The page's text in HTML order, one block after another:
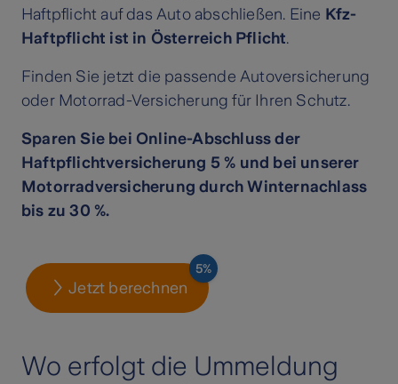
Haftpflicht auf das Auto abschließen. Eine Kfz-
Haftpflicht ist in Österreich Pflicht.
Finden Sie jetzt die passende Autoversicherung
oder Motorrad-Versicherung für Ihren Schutz.
Sparen Sie bei Online-Abschluss der
Haftpflichtversicherung 5 % und bei unserer
Motorradversicherung durch Winternachlass
bis zu 30 %.
Jetzt berechnen
5%
Wo erfolgt die Ummeldung